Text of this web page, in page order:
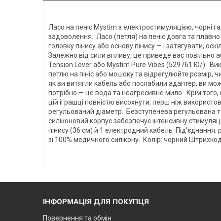
Ласо на пеніс Mystim з електростимуляцією, чорні
задоволення. Ласо (петля) на пеніс довга та
головку пінису або основу пінису — і затягувати,
Залежно від сили впливу, це приведе вас повільно
Tension Lover або Mystim Pure Vibes (529761 Ю/).
петлю на пініс або мошоку та відрегулюйте
як ви витягли кабель або послабили адаптер, ви
потрібно — це вода та неагресивне мило. Крім того,
цій іграшці повністю висохнути, перш ніж
регульований діаметр. Безступенева регульована
силіконовий корпус забезпечує інтенсивну
пінису (36 см) й 1 електродний кабель
зі 100% медичного силікону. Колір: чорний
ІНФОРМАЦІЯ ДЛЯ ПОКУПЦЯ
Повернення та обмін